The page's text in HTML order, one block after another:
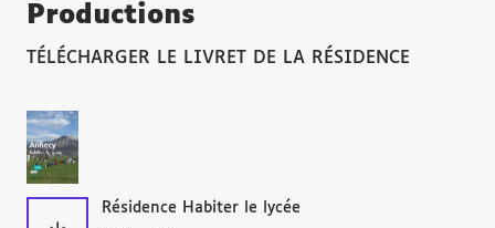
Productions
TÉLÉCHARGER LE LIVRET DE LA RÉSIDENCE
Résidence Habiter le lycée